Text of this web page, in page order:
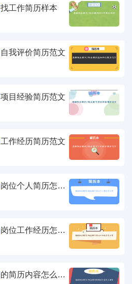
找工作简历样本
自我评价简历范文
项目经验简历范文
工作经历简历范文
岗位个人简历怎么写
岗位工作经历怎么写
的简历内容怎么填写